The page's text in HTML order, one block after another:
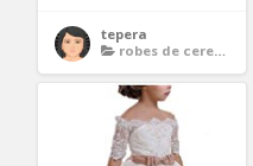
tepera
robes de ceremonie enfants